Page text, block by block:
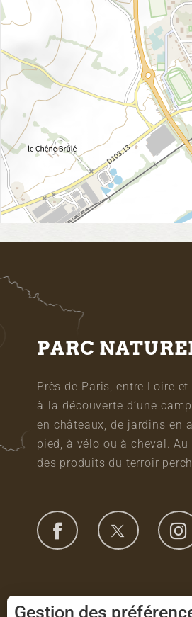
PARC
Près de Paris, entre Loire
à la découverte d’une
en châteaux, de jardins en
pied, à vélo ou à cheval.
des produits du terroir
Gestion des